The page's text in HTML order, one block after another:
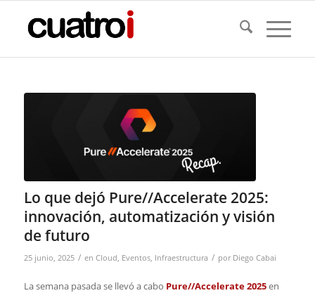
Lo que dejó Pure//Accelerate 2025:
innovación, automatización y visión
de futuro
25 junio, 2025 / en Cloud Eventos, Infraestructura / por Diego Cabai
La semana pasada se llevó a cabo Pure//Accelerate 2025en